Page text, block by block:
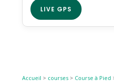
LIVE GPS
Accueil > courses> Course à Pied